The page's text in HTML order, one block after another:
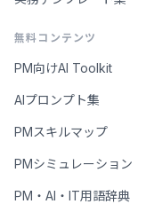
無料コンテンツ
PM向けAI Toolkit
AIプロンプト集
PMスキルマップ
PMシミュレーション
PM・AI・IT用語辞典